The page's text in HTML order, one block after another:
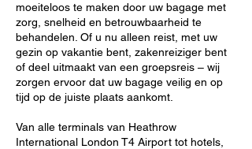
moeiteloos te maken door uw bagage met
zorg, snelheid en betrouwbaarheid te
behandelen. Of u nu alleen reist, met uw
gezin op vakantie bent, zakenreiziger bent
of deel uitmaakt van een groepsreis – wij
zorgen ervoor dat uw bagage veilig en op
tijd op de juiste plaats aankomt.
Van alle terminals van Heathrow
International London T4 Airport tot hotels,